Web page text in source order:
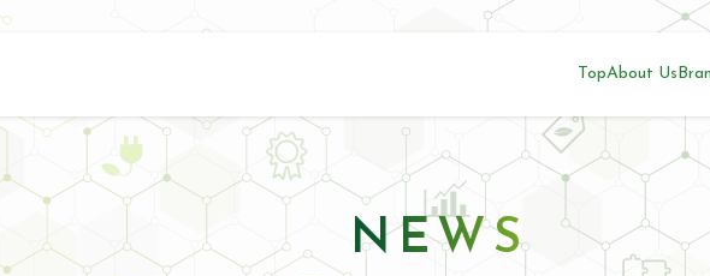
TopAbout Us
NEWS